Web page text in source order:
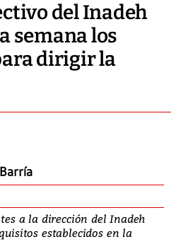
del Inadeh
semana los
dirigir la
a la dirección del Inadeh
establecidos en la